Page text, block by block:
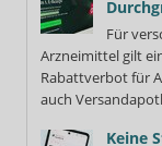
Für
Arzneimittel gilt
Rabattverbot für
auch
Keine